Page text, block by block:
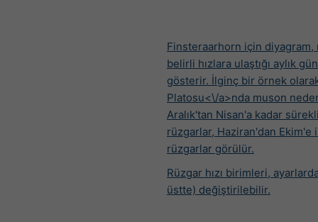
Finsteraarhorn için diyagram,
belirli hızlara ulaştığı aylık gün
gösterir. İlginç bir örnek
Platosu<\/a>nda muson
Aralık'tan Nisan'a kadar
rüzgarlar, Haziran'dan Ekim'e
rüzgarlar görülür.
Rüzgar hızı birimleri,
üstte) değiştirilebilir.